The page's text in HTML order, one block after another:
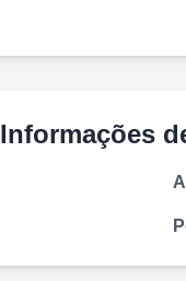
Informações